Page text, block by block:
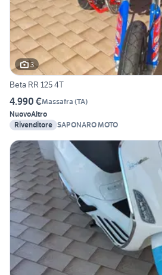
3
Beta RR 125 4T
4.990 €Massafra (TA)
NuovoAltro
Rivenditore SAPONARO MOTO